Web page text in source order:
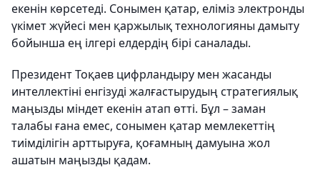
екенін көрсетеді. Сонымен қатар, еліміз электронды
үкімет жүйесі мен қаржылық технологияны дамыту
бойынша ең ілгері елдердің бірі саналады.
Президент Тоқаев цифрландыру мен жасанды
интеллектіні енгізуді жалғастырудың стратегиялық
маңызды міндет екенін атап өтті. Бұл – заман
талабы ғана емес, сонымен қатар мемлекеттің
тиімділігін арттыруға, қоғамның дамуына жол
ашатын маңызды қадам.